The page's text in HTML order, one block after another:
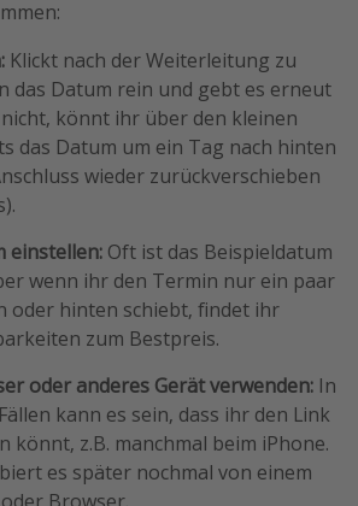
Klickt nach der Weiterleitung zu
das Datum rein und gebt es erneut
könnt ihr über den kleinen
das Datum um ein Tag nach hinten
wieder zurückverschieben
einstellen: Oft ist das Beispieldatum
wenn ihr den Termin nur ein paar
oder hinten schiebt, findet ihr
zum Bestpreis.
oder anderes Gerät verwenden: In
kann es sein, dass ihr den Link
könnt, z.B. manchmal beim iPhone.
es später nochmal von einem